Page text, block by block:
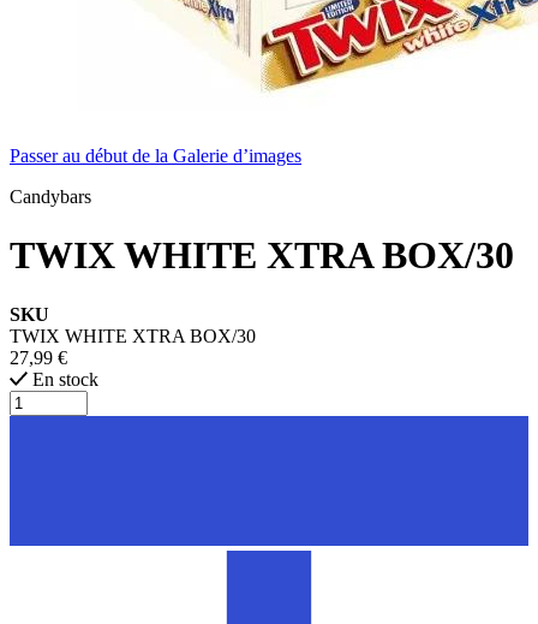
Passer au début de la Galerie d’images
Candybars
TWIX WHITE XTRA BOX/30
SKU
TWIX WHITE XTRA BOX/30
27,99 €
En stock